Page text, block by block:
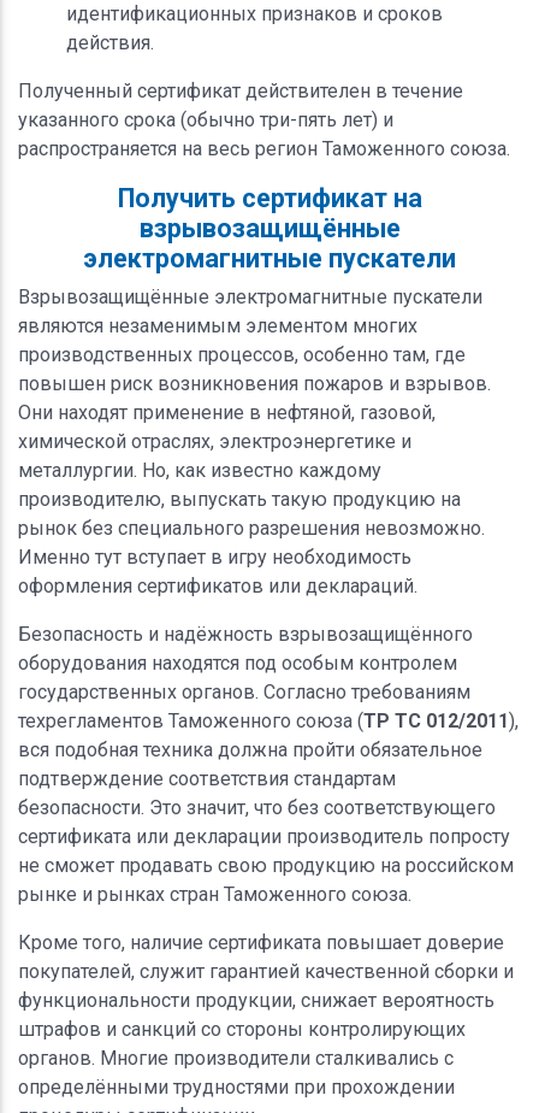
идентификационных признаков и сроков
действия.
Полученный сертификат действителен в течение
указанного срока (обычно три-пять лет) и
распространяется на весь регион Таможенного союза.
Получить сертификат на
взрывозащищённые
электромагнитные пускатели
Взрывозащищённые электромагнитные пускатели
являются незаменимым элементом многих
производственных процессов, особенно там, где
повышен риск возникновения пожаров и взрывов.
Они находят применение в нефтяной, газовой,
химической отраслях, электроэнергетике и
металлургии. Но, как известно каждому
производителю, выпускать такую продукцию на
рынок без специального разрешения невозможно.
Именно тут вступает в игру необходимость
оформления сертификатов или деклараций.
Безопасность и надёжность взрывозащищённого
оборудования находятся под особым контролем
государственных органов. Согласно требованиям
техрегламентов Таможенного союза (ТР ТС 012/2011),
вся подобная техника должна пройти обязательное
подтверждение соответствия стандартам
безопасности. Это значит, что без соответствующего
сертификата или декларации производитель попросту
не сможет продавать свою продукцию на российском
рынке и рынках стран Таможенного союза.
Кроме того, наличие сертификата повышает доверие
покупателей, служит гарантией качественной сборки и
функциональности продукции, снижает вероятность
штрафов и санкций со стороны контролирующих
органов. Многие производители сталкивались с
определёнными трудностями при прохождении